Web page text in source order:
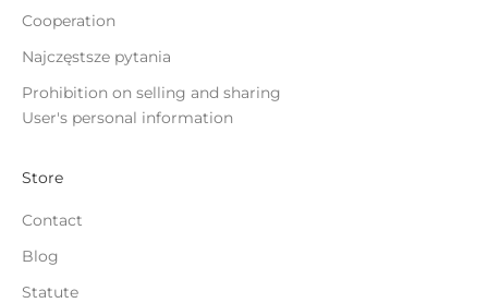
Cooperation
Najczęstsze pytania
Prohibition on selling and sharing
User's personal information
Store
Contact
Blog
Statute